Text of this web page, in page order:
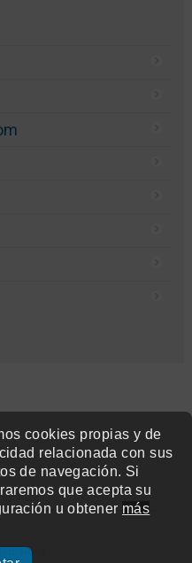
cookies propias y de
relacionada con sus
de navegación. Si
que acepta su
u obtener más
S.L.